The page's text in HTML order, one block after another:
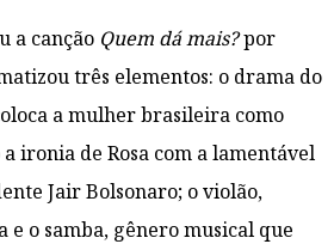
a canção Quem dá mais?por
três elementos: o drama do
a mulher brasileira como
ironia de Rosa com a lamentável
Jair Bolsonaro; o violão,
o samba, gênero musical que